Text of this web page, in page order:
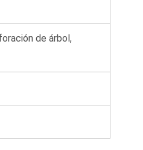
de árbol,